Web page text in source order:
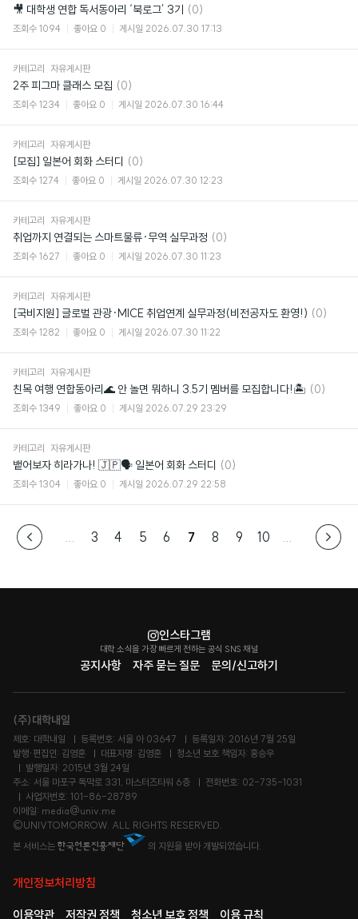
🎥 대학생 연합 독서동아리 ‘북로그’ 3기
댓
글
(0)
조회수 1094 좋아요 0 게시일 2026.07.30 17:13
카테고리 자유게시판
2주 피그마 클래스 모집 댓
글
(0)
조회수 1234 좋아요 0 게시일 2026.07.30 16:44
카테고리 자유게시판
[모집] 일본어 회화 스터디 댓
글
(0)
조회수 1274 좋아요 0 게시일 2026.07.30 12:23
카테고리 자유게시판
취업까지 연결되는 스마트물류·무역 실무과정 댓
글
(0)
조회수 1627 좋아요 0 게시일 2026.07.30 11:23
카테고리 자유게시판
[국비지원] 글로벌 관광·MICE 취업연계 실무과정(비전공자도 환영!) 댓
(0)
조회수 1282 좋아요 0 게시일 2026.07.30 11:22
카테고리 자유게시판
친목 여행 연합동아리🌊 안 놀면 뭐하니 3.5기 멤버를 모집합니다!🏝 댓
(0)
조회수 1349 좋아요 0 게시일 2026.07.29 23:29
카테고리 자유게시판
뱉어보자 히라가나! 🇯🇵🗣️ 일본어 회화 스터디 댓
글
(0)
조회수 1304 좋아요 0 게시일 2026.07.29 22:58
3 4 5 6 7 8 9 10
공지사항 자주 묻는 질문 문의/신고하기
인스타그램
대학 소식을 가장 빠르게 전하는 공식 SNS 채널
(주)대학내일
제호: 대학내일 등록번호: 서울 아 03647
등록일자: 2016년 7월 25일
발행·편집인: 김영훈
대표자명: 김영훈
청소년 보호 책임자: 홍승우
발행일자: 2015년 3월 24일
주소: 서울 마포구 독막로 331, 마스터즈타워 6층
전화번호: 02-735-1031
사업자번호: 101-86-28789
이메일: media@univ.me
©UNIVTOMORROW. ALL RIGHTS RESERVED.
본 서비스는
의 지원을 받아 개발되었습니다.
개인정보처리방침
이용약관 저작권 정책 청소년 보호 정책 이용 규칙